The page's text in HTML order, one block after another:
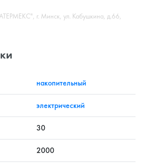
г. Минск, ул. Кабушкина, д.66,
накопительный
электрический
30
2000